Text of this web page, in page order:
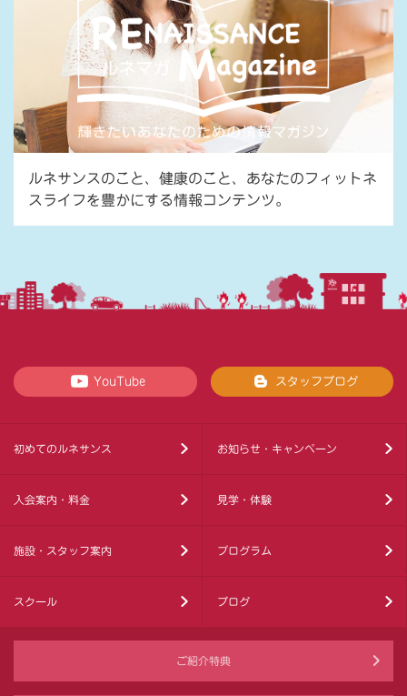
ルネサンスのこと、健康のこと、あなたのフィットネ
スライフを豊かにする情報コンテンツ。
YouTube スタッフブログ
初めてのルネサンス お知らせ・キャンペーン
入会案内・料金 見学・体験
施設・スタッフ案内 プログラム
スクール ブログ
ご紹介特典